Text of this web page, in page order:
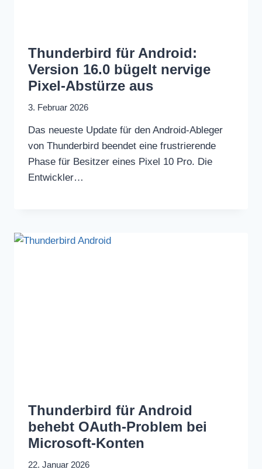
Thunderbird für Android:
Version 16.0 bügelt nervige
Pixel-Abstürze aus
3. Februar 2026
Das neueste Update für den Android-Ableger
von Thunderbird beendet eine frustrierende
Phase für Besitzer eines Pixel 10 Pro. Die
Entwickler…
Thunderbird für Android
behebt OAuth-Problem bei
Microsoft-Konten
22. Januar 2026